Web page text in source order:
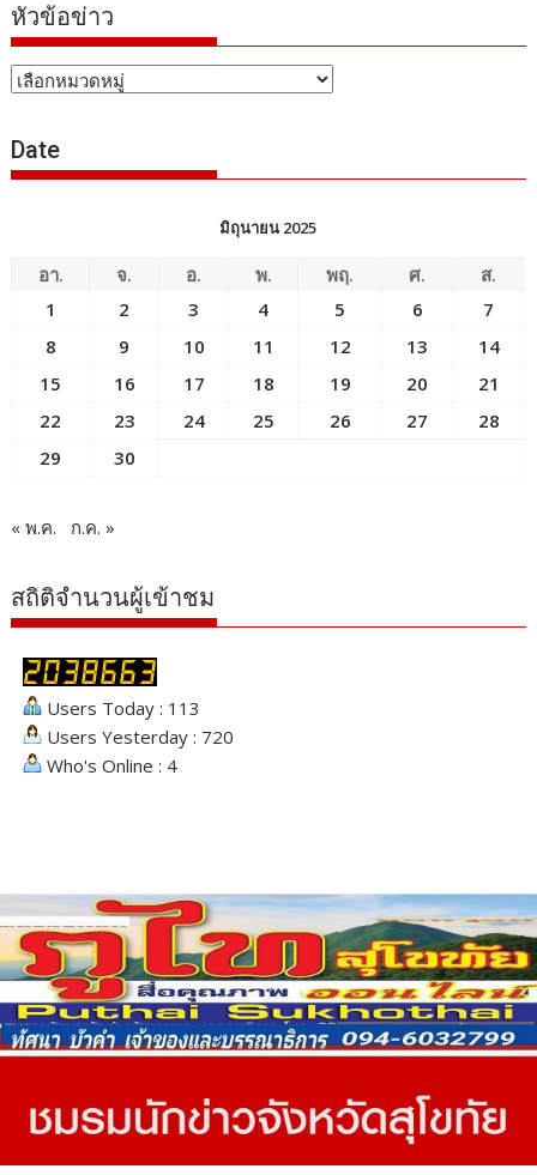
หัวข้อข่าว
หัวข้อ
Date
มิถุนายน 2025
อา. จ. อ. พ. พฤ. ศ.
ส.
1
2 3 4 5 6
7
8
9 10 11 12 13
14
15
16 17 18 19 20
21
22
23 24 25 26 27
28
29
30
« พ.ค. ก.ค. »
สถิติจำนวนผู้เข้าชม
Users Today : 113
Users Yesterday : 720
Who's Online : 4